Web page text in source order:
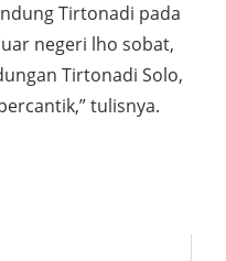
Tirtonadi pada
negeri lho sobat,
Tirtonadi Solo,
tulisnya.